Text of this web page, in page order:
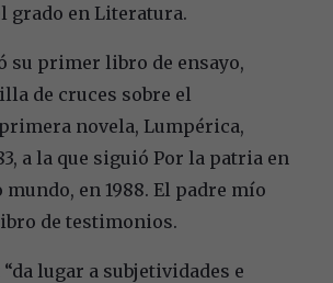
grado en Literatura.
su primer libro de ensayo,
de cruces sobre el
novela, Lumpérica,
a la que siguió Por la patria en
mundo, en 1988. El padre mío
de testimonios.
lugar a subjetividades e